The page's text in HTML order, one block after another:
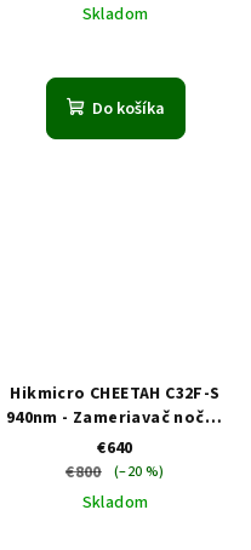
Skladom
hodnotenie
produktu
Do košíka
Hikmicro CHEETAH C32F-S
940nm - Zameriavač nočné
videnie
€640
€800 (–20 %)
Skladom